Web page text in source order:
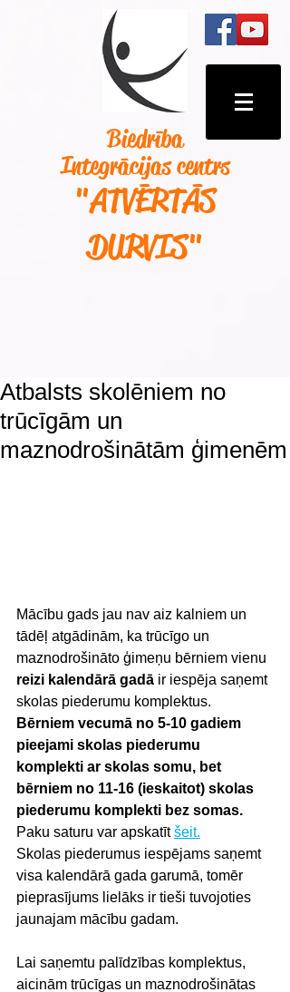
Biedrība
Integrācijas centrs
"ATVĒRTĀS
DURVIS"
Atbalsts skolēniem no
trūcīgām un
maznodrošinātām ģimenēm
Mācību gads jau nav aiz kalniem un
tādēļ atgādinām, ka trūcīgo un
maznodrošināto ģimeņu bērniem vienu
reizi kalendārā gadā ir iespēja saņemt
skolas piederumu komplektus.
Bērniem vecumā no 5-10 gadiem
pieejami skolas piederumu
komplekti ar skolas somu, bet
bērniem no 11-16 (ieskaitot) skolas
piederumu komplekti bez somas.
Paku saturu var apskatīt šeit.
Skolas piederumus iespējams saņemt
visa kalendārā gada garumā, tomēr
pieprasījums lielāks ir tieši tuvojoties
jaunajam mācību gadam.
Lai saņemtu palīdzības komplektus,
aicinām trūcīgas un maznodrošinātas